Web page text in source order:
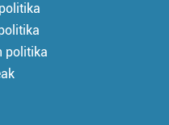
politika